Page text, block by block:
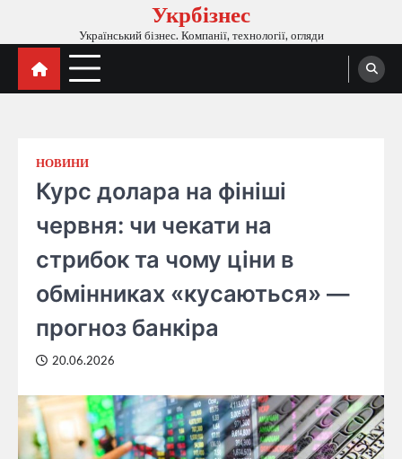
вмісту
Укрбізнес
Український бізнес. Компанії, технології, огляди
НОВИНИ
Курс долара на фініші
червня: чи чекати на
стрибок та чому ціни в
обмінниках «кусаються» —
прогноз банкіра
20.06.2026